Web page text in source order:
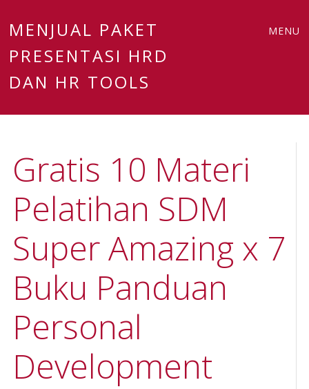
MENJUAL PAKET
PRESENTASI HRD
DAN HR TOOLS
MENU
Gratis 10 Materi
Pelatihan SDM
Super Amazing x 7
Buku Panduan
Personal
Development